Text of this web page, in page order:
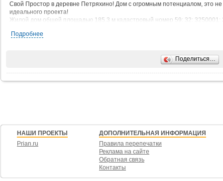
Свой Простор в деревне Петряхино! Дом с огромным потенциалом, это
идеального проекта!
Жилой дом общей площадью 185.3 м кадастровый номер 59: 32: 3250001:
черновой отделкой. Каркас и стены уже есть, а внутреннее убранство
помощью агента". При покупке нельзя использовать средства жилищных
Подробнее
Поделиться…
НАШИ ПРОЕКТЫ
Prian.ru
ДОПОЛНИТЕЛЬНАЯ ИНФОРМАЦИЯ
Правила перепечатки
Реклама на сайте
Обратная связь
Контакты